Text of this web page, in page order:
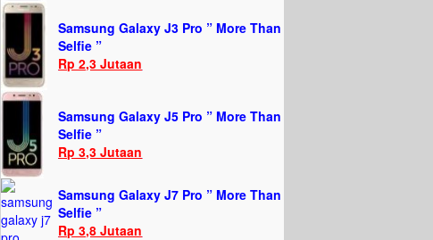
Samsung Galaxy J3 Pro ” More Than
Selfie ”
Rp 2,3 Jutaan
Samsung Galaxy J5 Pro ” More Than
Selfie ”
Rp 3,3 Jutaan
Samsung Galaxy J7 Pro ” More Than
Selfie ”
Rp 3,8 Jutaan